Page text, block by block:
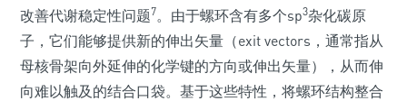
改善代谢稳定性问题7。由于螺环含有多个sp3杂化碳原
子，它们能够提供新的伸出矢量（exit vectors，通常指从
母核骨架向外延伸的化学键的方向或伸出矢量），从而伸
向难以触及的结合口袋。基于这些特性，将螺环结构整合